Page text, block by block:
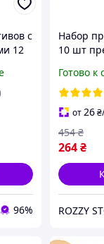
с
12
96%
Набор
10 шт
Готово к
от26₴
264₴
454 ₴
ROZZY